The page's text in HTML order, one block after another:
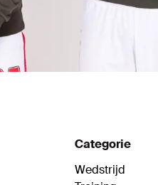
Categorie
Wedstrijd